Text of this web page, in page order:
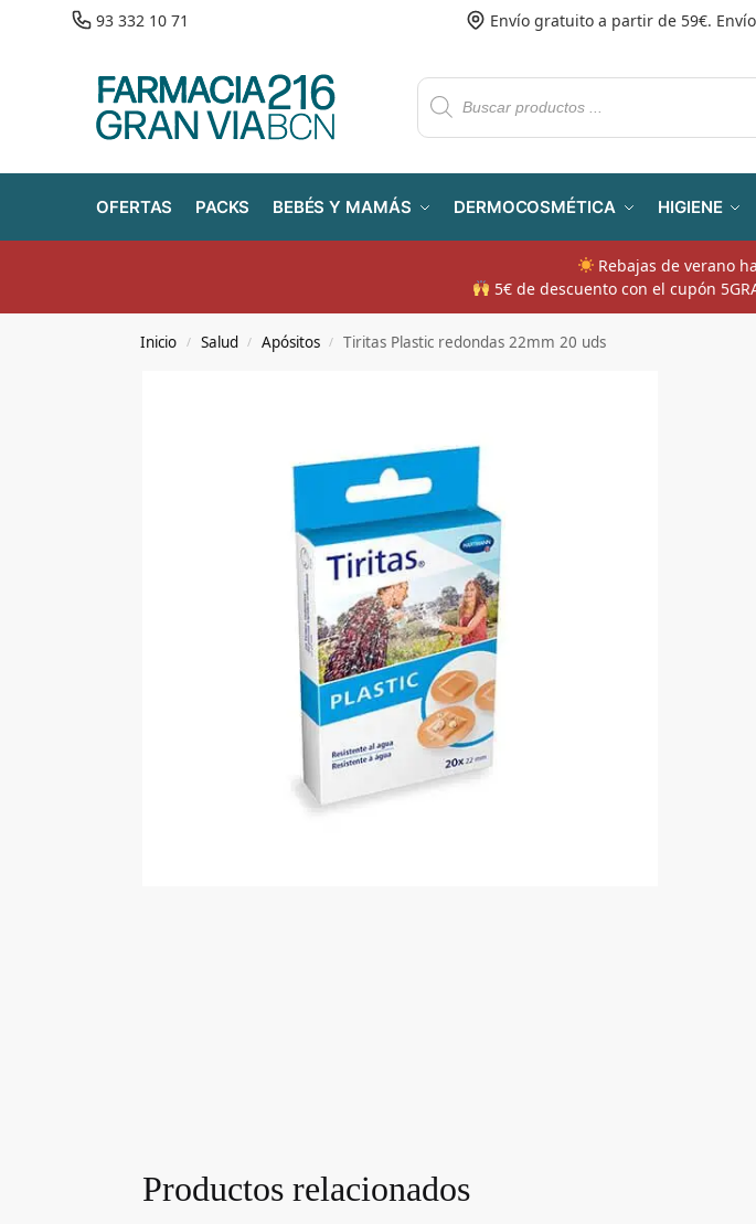
93 332 10 71 Envío gratuito a partir de 59€.
OFERTAS PACKS BEBÉS Y MAMÁS DERMOCOSMÉTICA HIGIENE
Rebajas de verano
5€ de descuento con el cupón
Inicio / Salud / Apósitos / Tiritas Plastic redondas 22mm 20 uds
Productos relacionados